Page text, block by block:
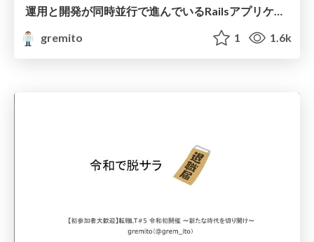
運用と開発が同時並行で進んでいるRailsアプリケーションをDocker対応した事例について
gremito
1 1.6k